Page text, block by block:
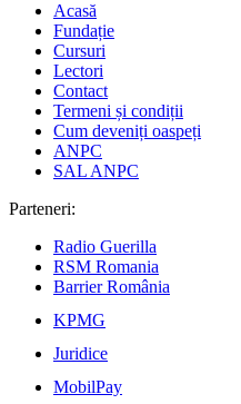
Acasă
Fundație
Cursuri
Lectori
Contact
Termeni și condiții
Cum deveniți oaspeți
ANPC
SAL ANPC
Parteneri:
Radio Guerilla
RSM Romania
Barrier România
KPMG
Juridice
MobilPay